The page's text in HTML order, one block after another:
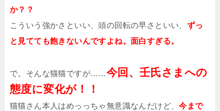
か？？
こういう強かさといい、頭の回転の早さといい、 ずっ
と見てても飽きないんですよね。面白すぎる。
で。そんな猫猫ですが……今回、壬氏さまへの
態度に変化が！！
猫猫さん本人はめっっちゃ無意識なんだけど、今まで